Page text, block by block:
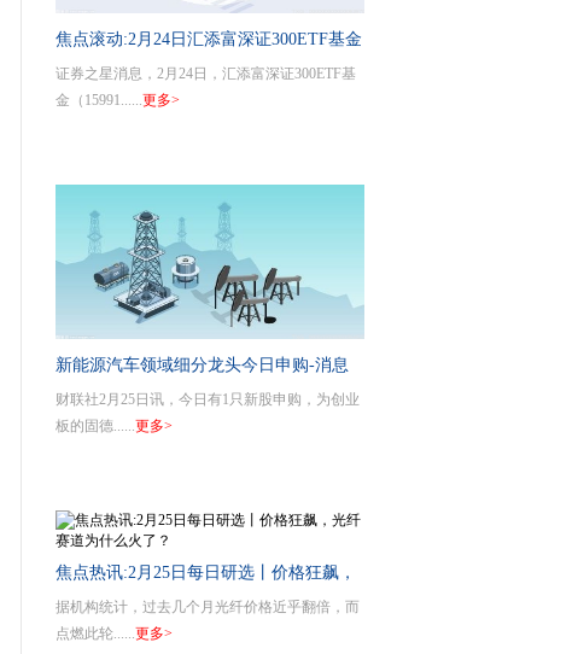
焦点滚动:2月24日汇添富深证300ETF基金
份额增加500万份，重仓股宁德时代、中
证券之星消息，2月24日，汇添富深证300ETF基
金（15991......更多>
新能源汽车领域细分龙头今日申购-消息
财联社2月25日讯，今日有1只新股申购，为创业
板的固德......更多>
焦点热讯:2月25日每日研选丨价格狂飙，
光纤赛道为什么火了？
据机构统计，过去几个月光纤价格近乎翻倍，而
点燃此轮......更多>